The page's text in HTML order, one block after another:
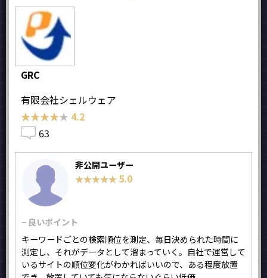
GRC
有限会社シェルウェア
★★★★★
★★★★★ 4.2
63
非公開ユーザー
★★★★★
★★★★★ 5.0
− 良いポイント
キーワードごとの検索順位を測定、毎日決められた時間に
測定し、それがデータとして溜まっていく。自社で運営して
いるサイトの順位変化がわかればいいので、ある程度放置